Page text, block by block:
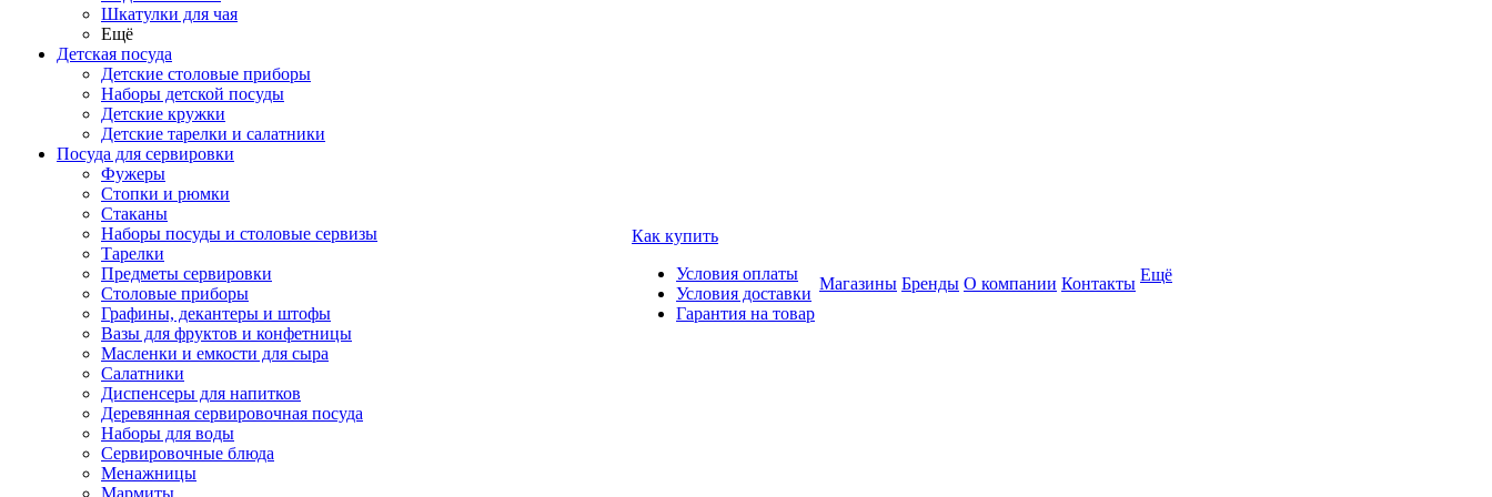
Шкатулки для чая
Ещё
Детская посуда
Детские столовые приборы
Наборы детской посуды
Детские кружки
Детские тарелки и салатники
Посуда для сервировки
Фужеры
Стопки и рюмки
Стаканы
Наборы посуды и столовые сервизы
Тарелки
Предметы сервировки
Столовые приборы
Графины, декантеры и штофы
Вазы для фруктов и конфетницы
Масленки и емкости для сыра
Салатники
Диспенсеры для напитков
Деревянная сервировочная посуда
Наборы для воды
Сервировочные блюда
Менажницы
Мармиты
Как купить
Условия оплаты
Условия доставки
Гарантия на товар
Магазины Бренды О компании Контакты Ещё